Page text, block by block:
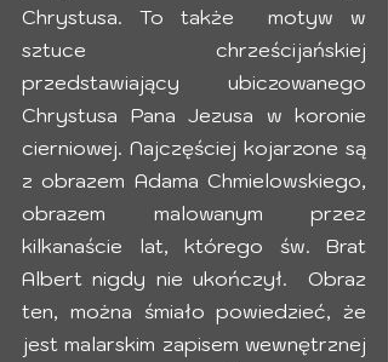
Chrystusa. To także  motyw w
sztuce chrześcijańskiej
przedstawiający ubiczowanego
Chrystusa Pana Jezusa w koronie
cierniowej. Najczęściej kojarzone są
z obrazem Adama Chmielowskiego,
obrazem malowanym przez
kilkanaście lat, którego św. Brat
Albert nigdy nie ukończył.  Obraz
ten, można śmiało powiedzieć, że
jest malarskim zapisem wewnętrznej